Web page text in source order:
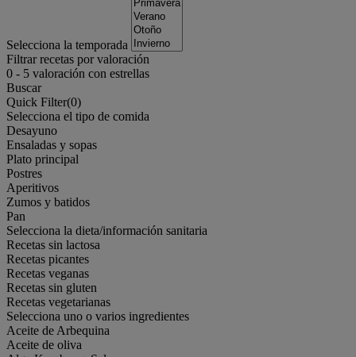
Selecciona la temporada
Filtrar recetas por valoración
0 - 5 valoración con estrellas
Buscar
Quick Filter(0)
Selecciona el tipo de comida
Desayuno
Ensaladas y sopas
Plato principal
Postres
Aperitivos
Zumos y batidos
Pan
Selecciona la dieta/información sanitaria
Recetas sin lactosa
Recetas picantes
Recetas veganas
Recetas sin gluten
Recetas vegetarianas
Selecciona uno o varios ingredientes
Aceite de Arbequina
Aceite de oliva